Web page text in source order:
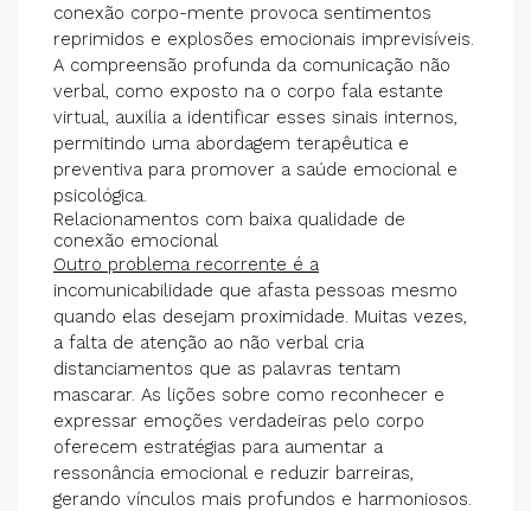
conexão corpo-mente provoca sentimentos
reprimidos e explosões emocionais imprevisíveis.
A compreensão profunda da comunicação não
verbal, como exposto na o corpo fala estante
virtual, auxilia a identificar esses sinais internos,
permitindo uma abordagem terapêutica e
preventiva para promover a saúde emocional e
psicológica.
Relacionamentos com baixa qualidade de
conexão emocional
Outro problema recorrente é a
incomunicabilidade que afasta pessoas mesmo
quando elas desejam proximidade. Muitas vezes,
a falta de atenção ao não verbal cria
distanciamentos que as palavras tentam
mascarar. As lições sobre como reconhecer e
expressar emoções verdadeiras pelo corpo
oferecem estratégias para aumentar a
ressonância emocional e reduzir barreiras,
gerando vínculos mais profundos e harmoniosos.